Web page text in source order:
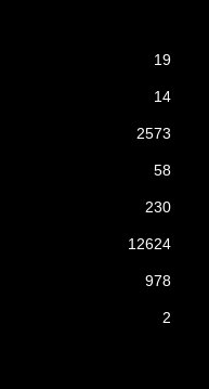
19
14
2573
58
230
12624
978
2